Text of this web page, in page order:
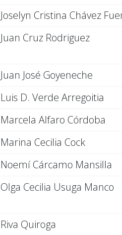
Joselyn Cristina Chávez
Juan Cruz Rodriguez
Juan José Goyeneche
Luis D. Verde Arregoitia
Marcela Alfaro Córdoba
Marina Cecilia Cock
Noemí Cárcamo Mansilla
Olga Cecilia Usuga Manco
Riva Quiroga